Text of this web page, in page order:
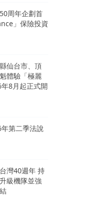
周年企劃首
」保險投資
仙台市、頂
體驗「極麗
8月起正式開
第二季法說
灣40週年 持
級機隊並強